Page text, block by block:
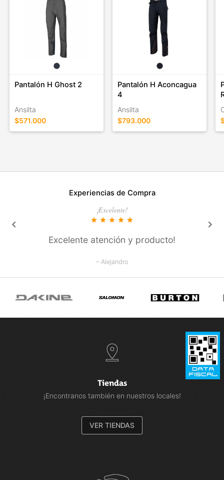
Pantalón H Ghost 2
Ansilta
$571.000
Pantalón H Aconcagua
4
Ansilta
$793.000
Experiencias de Compra
¡Excelente!
star star star star star
Excelente atención y producto!
– Alejandro
keyboard_arrow_left keyboard_arrow_right
Tiendas
¡Encontranos también en nuestros locales!
VER TIENDAS